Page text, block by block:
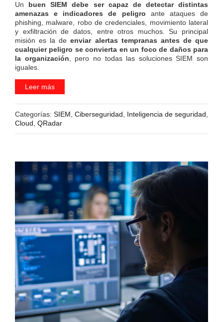
Un buen SIEM
debe ser capaz de detectar distintas
amenazas e indicadores de peligro ante ataques de
phishing, malware, robo de credenciales, movimiento lateral
y exfiltración de datos, entre otros muchos. Su principal
misión es la deenviar alertas tempranas antes de que
cualquier peligro se convierta en un foco de daños para
la organización, pero no todas las soluciones SIEM son
iguales.
Leer más
Categorías: SIEM, Ciberseguridad, Inteligencia de seguridad,
Cloud, QRadar